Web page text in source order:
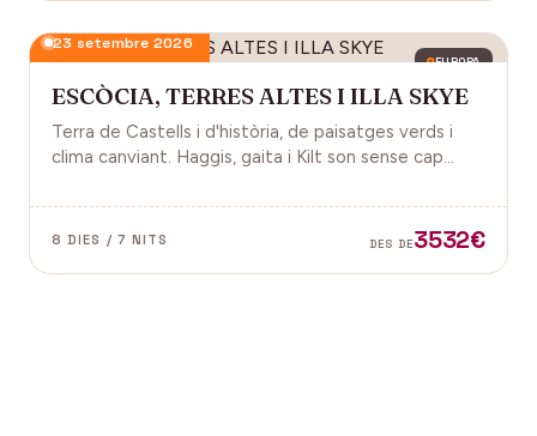
EUROPA
23 setembre 2026
ESCÒCIA, TERRES ALTES I ILLA SKYE
Terra de Castells i d'història, de paisatges verds i
clima canviant. Haggis, gaita i Kilt son sense cap
8 DIES / 7 NITS DES DE3532€